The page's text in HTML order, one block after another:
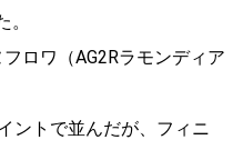
ロワ（AG2Rラモンディア
ントで並んだが、フィニ